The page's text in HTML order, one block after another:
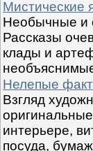
Мистические
Необычные и
Рассказы
клады и
Нелепые
Взгляд
интерьере,
посуда,